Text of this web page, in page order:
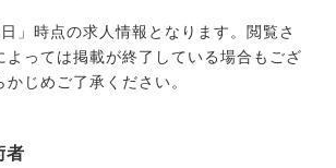
」時点の求人情報となります。閲覧さ
よっては掲載が終了している場合もござ
じめご了承ください。
者